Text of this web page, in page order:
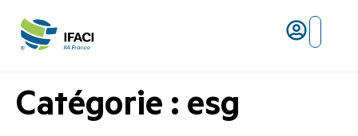
Catégorie : esg